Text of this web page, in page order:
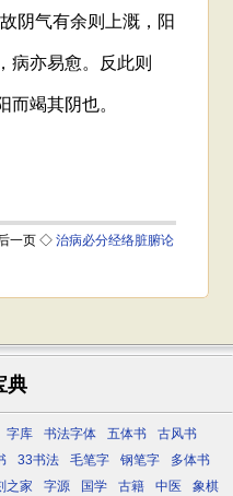
典
字库 书法字体 五体书
古风书
33书法 毛笔字 钢笔字
多体书
之家 字源 国学 古籍 中医 象棋